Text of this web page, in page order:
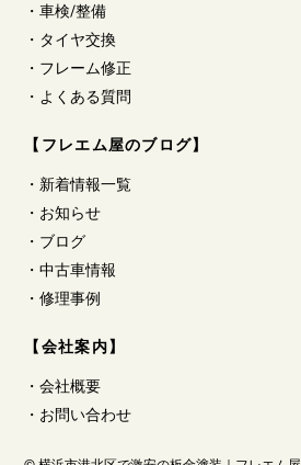
・車検/整備
・ タイヤ交換
・ フレーム修正
・ よくある質問
【フレエム屋のブログ】
・ 新着情報一覧
・ お知らせ
・ ブログ
・中古車情報
・修理事例
【会社案内】
・会社概要
・ お問い合わせ